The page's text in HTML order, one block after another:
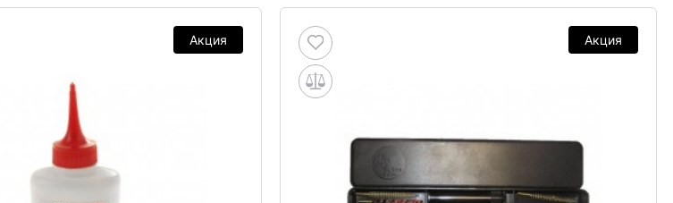
Акция Акция